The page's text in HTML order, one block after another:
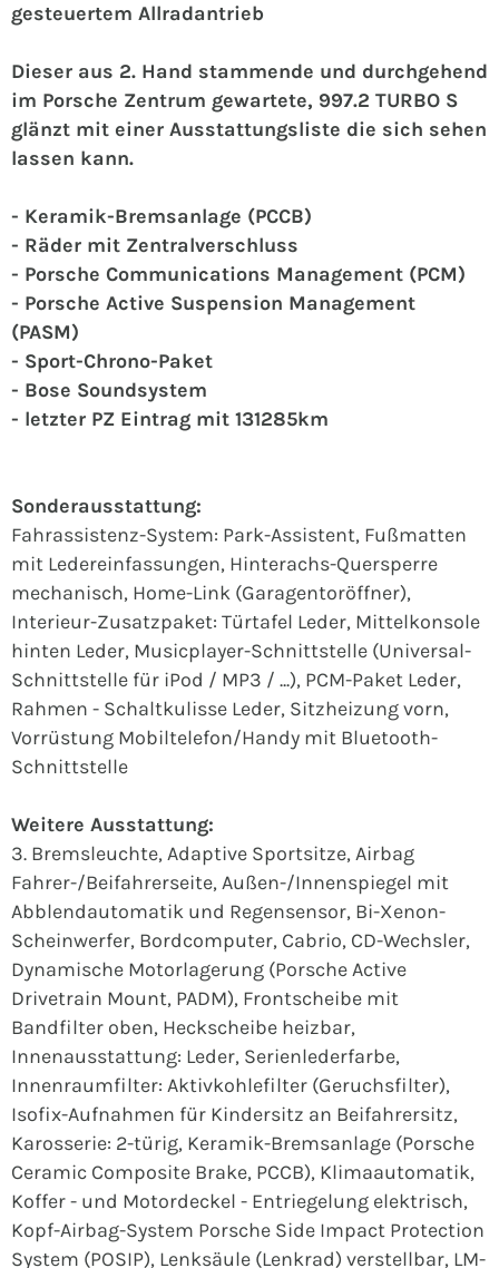
gesteuertem Allradantrieb
Dieser aus 2. Hand stammende und durchgehend
im Porsche Zentrum gewartete, 997.2 TURBO S
glänzt mit einer Ausstattungsliste die sich sehen
lassen kann.
- Keramik-Bremsanlage (PCCB)
- Räder mit Zentralverschluss
- Porsche Communications Management (PCM)
- Porsche Active Suspension Management
(PASM)
- Sport-Chrono-Paket
- Bose Soundsystem
- letzter PZ Eintrag mit 131285km
Sonderausstattung:
Fahrassistenz-System: Park-Assistent, Fußmatten
mit Ledereinfassungen, Hinterachs-Quersperre
mechanisch, Home-Link (Garagentoröffner),
Interieur-Zusatzpaket: Türtafel Leder, Mittelkonsole
hinten Leder, Musicplayer-Schnittstelle (Universal-
Schnittstelle für iPod / MP3 / ...), PCM-Paket Leder,
Rahmen - Schaltkulisse Leder, Sitzheizung vorn,
Vorrüstung Mobiltelefon/Handy mit Bluetooth-
Schnittstelle
Weitere Ausstattung:
3. Bremsleuchte, Adaptive Sportsitze, Airbag
Fahrer-/Beifahrerseite, Außen-/Innenspiegel mit
Abblendautomatik und Regensensor, Bi-Xenon-
Scheinwerfer, Bordcomputer, Cabrio, CD-Wechsler,
Dynamische Motorlagerung (Porsche Active
Drivetrain Mount, PADM), Frontscheibe mit
Bandfilter oben, Heckscheibe heizbar,
Innenausstattung: Leder, Serienlederfarbe,
Innenraumfilter: Aktivkohlefilter (Geruchsfilter),
Isofix-Aufnahmen für Kindersitz an Beifahrersitz,
Karosserie: 2-türig, Keramik-Bremsanlage (Porsche
Ceramic Composite Brake, PCCB), Klimaautomatik,
Koffer - und Motordeckel - Entriegelung elektrisch,
Kopf-Airbag-System Porsche Side Impact Protection
System (POSIP), Lenksäule (Lenkrad) verstellbar, LM-